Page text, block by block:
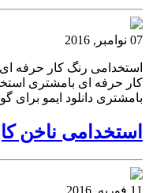
07 نوامبر, 2016
استخدامی رنگ کار حرفه
کار حرفه ای بامشتری
بامشتری دانلود ایمو برای
استخدامی ناخن
11 فوریه, 2016